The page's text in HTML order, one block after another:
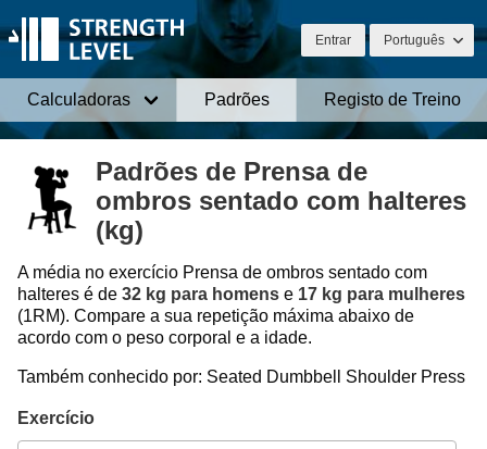
Entrar Português
Calculadoras Padrões Registo de Treino
Padrões de Prensa de
ombros sentado com halteres
(kg)
A média no exercício Prensa de ombros sentado com
halteres é de 32 kg para homens e 17 kg para mulheres
(1RM). Compare a sua repetição máxima abaixo de
acordo com o peso corporal e a idade.
Também conhecido por: Seated Dumbbell Shoulder Press
Exercício